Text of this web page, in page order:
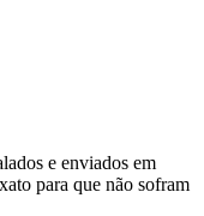
e enviados em
para que não sofram